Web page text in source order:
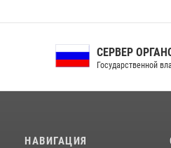
СЕРВЕР ОРГАНОВ
Государственной власти РФ
НАВИГАЦИЯ